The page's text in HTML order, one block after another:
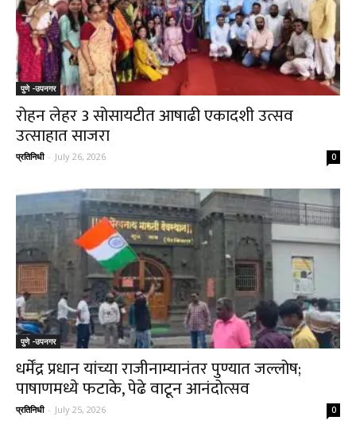
पुणे -उपनगर
रोहन लेहर 3 सोसायटीत आषाढी एकादशी उत्सव
उत्साहात साजरा
प्रतिनिधी - July 26, 2026 0
पुणे -उपनगर
धर्मेंद्र प्रधान यांच्या राजीनाम्यानंतर पुण्यात जल्लोष;
पाषाणमध्ये फटाके, पेढे वाटून आनंदोत्सव
प्रतिनिधी - July 25, 2026 0